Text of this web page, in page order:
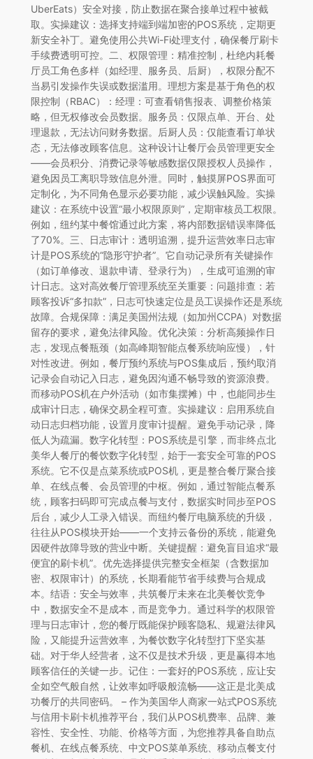
UberEats）安全对接，防止数据在聚合接单过程中被截
取。实操建议：选择支持端到端加密的POS系统，定期更
新安全补丁。避免使用公共Wi-Fi处理支付，确保餐厅刷卡
手续费透明可控。二、权限管理：精准控制，杜绝内耗餐
厅员工角色多样（如经理、服务员、后厨），权限分配不
当易引发操作失误或数据滥用。理想方案是基于角色的权
限控制（RBAC）：经理：可查看销售报表、调整价格策
略，但无权修改会员数据。服务员：仅限点单、开台、处
理退款，无法访问财务数据。后厨人员：仅能查看订单状
态，无法修改顾客信息。这种设计让餐厅会员管理更安全
——会员积分、消费记录等敏感数据仅限授权人员操作，
避免因员工离职导致信息外泄。同时，触摸屏POS界面可
定制化，为不同角色显示必要功能，减少误触风险。实操
建议：在系统中设置“最小权限原则”，定期审核员工权限。
例如，纽约某中餐馆通过此方案，将内部数据错误率降低
了70%。三、日志审计：透明追溯，提升运营效率日志审
计是POS系统的“隐形守护者”。它自动记录所有关键操作
（如订单修改、退款申请、登录行为），生成可追溯的审
计日志。这对高效餐厅管理系统至关重要：问题排查：若
顾客投诉“多扣款”，日志可快速定位是员工误操作还是系统
故障。合规保障：满足美国州法规（如加州CCPA）对数据
留存的要求，避免法律风险。优化决策：分析高频操作日
志，发现点餐瓶颈（如高峰期智能点餐系统响应慢），针
对性改进。例如，餐厅预约系统与POS集成后，预约取消
记录会自动记入日志，避免因沟通不畅导致的资源浪费。
而移动POS机在户外活动（如市集摆摊）中，也能同步生
成审计日志，确保交易全程可查。实操建议：启用系统自
动日志归档功能，设置月度审计提醒。避免手动记录，降
低人为疏漏。数字化转型：POS系统是引擎，而非终点北
美华人餐厅的餐饮数字化转型，始于一套安全可靠的POS
系统。它不仅是点菜系统或POS机，更是整合餐厅聚合接
单、在线点餐、会员管理的中枢。例如，通过智能点餐系
统，顾客扫码即可完成点餐与支付，数据实时同步至POS
后台，减少人工录入错误。而纽约餐厅电脑系统的升级，
往往从POS模块开始——一个支持云备份的系统，能避免
因硬件故障导致的营业中断。关键提醒：避免盲目追求“最
便宜的刷卡机”。优先选择提供完整安全框架（含数据加
密、权限审计）的系统，长期看能节省手续费与合规成
本。结语：安全与效率，共筑餐厅未来在北美餐饮竞争
中，数据安全不是成本，而是竞争力。通过科学的权限管
理与日志审计，您的餐厅既能保护顾客隐私、规避法律风
险，又能提升运营效率，为餐饮数字化转型打下坚实基
础。对于华人经营者，这不仅是技术升级，更是赢得本地
顾客信任的关键一步。记住：一套好的POS系统，应让安
全如空气般自然，让效率如呼吸般流畅——这正是北美成
功餐厅的共同密码。 – 作为美国华人商家一站式POS系统
与信用卡刷卡机推荐平台，我们从POS机费率、品牌、兼
容性、安全性、功能、价格等方面，为您推荐具备自助点
餐机、在线点餐系统、中文POS菜单系统、移动点餐支付